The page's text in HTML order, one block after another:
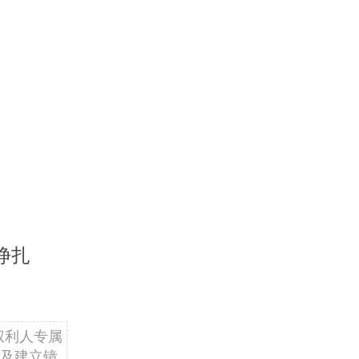
另行建
，壮大
于提供
客户包
构、审
年，业
在美国
扎
人专属